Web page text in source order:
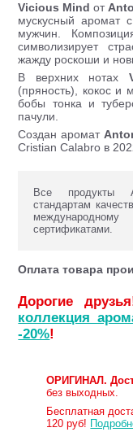
Vicious Mind от
мускусный аромат
мужчин.
символизирует
жажду роскоши и
В верхних нотах
(пряность), кокос и
бобы тонка и
пачули.
Создан аромат
Cristian Calabro в
Все продукты
стандартам
сертификатами.
Оплата товара
Дорогие
коллекция
-20%!
ОРИГИНАЛ.
без выходных.
Бесплатная
120 руб!